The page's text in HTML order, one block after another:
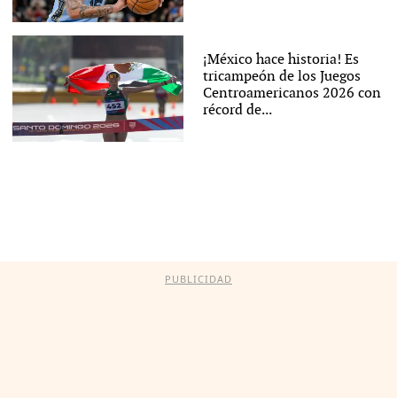
¡México hace historia! Es
tricampeón de los Juegos
Centroamericanos 2026 con
récord de...
PUBLICIDAD